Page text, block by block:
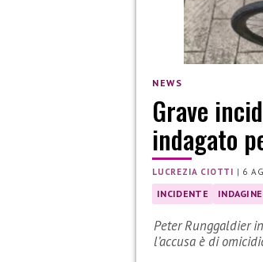
NEWS
Grave
indagato
LUCREZIA CIOTTI | 6
INCIDENTE INDAGINE
Peter Runggaldier
l’accusa è di